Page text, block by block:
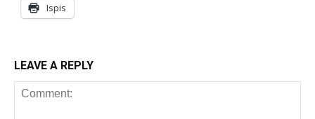
Ispis
LEAVE A REPLY